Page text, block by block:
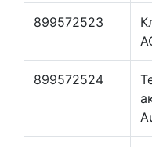
899572523
899572524